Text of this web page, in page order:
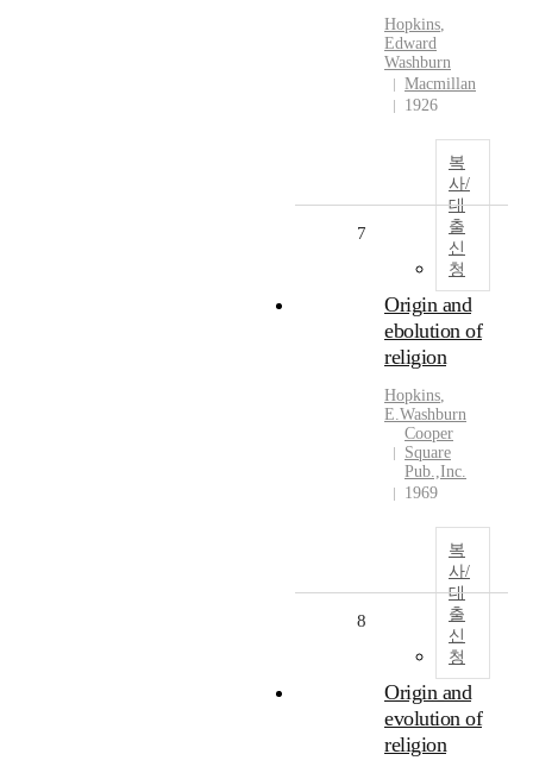
Hopkins,
Edward
Washburn
Macmillan
1926
복
사/
대
출
신
청
7
Origin and
ebolution of
religion
Hopkins,
E.Washburn
Cooper
Square
Pub.,Inc.
1969
복
사/
대
출
신
청
8
Origin and
evolution of
religion